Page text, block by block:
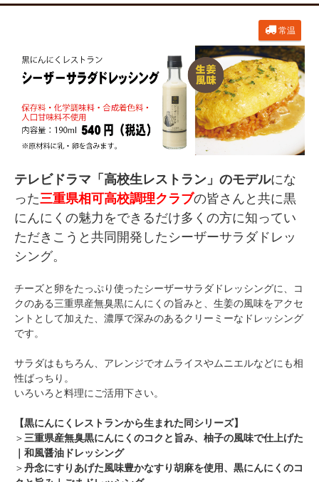
常温
テレビドラマ「高校生レストラン」のモデルにな
った三重県相可高校調理クラブの皆さんと共に黒
にんにくの魅力をできるだけ多くの方に知ってい
ただきこうと共同開発したシーザーサラダドレッ
シング。
チーズと卵をたっぷり使ったシーザーサラダドレッシングに、コ
クのある三重県産無臭黒にんにくの旨みと、生姜の風味をアクセ
ントとして加えた、濃厚で深みのあるクリーミーなドレッシング
です。
サラダはもちろん、アレンジでオムライスやムニエルなどにも相
性ばっちり。
いろいろと料理にご活用下さい。
【黒にんにくレストランから生まれた同シリーズ】
＞ 三重県産無臭黒にんにくのコクと旨み、柚子の風味で仕上げた
｜和風醤油ドレッシング
＞丹念にすりあげた風味豊かなすり胡麻を使用、黒にんにくのコ